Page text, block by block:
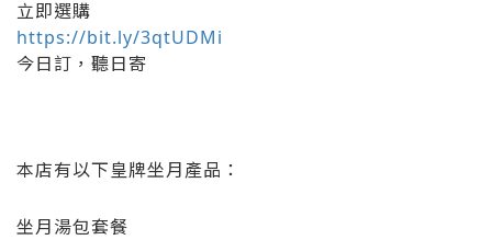
立即選購
https://bit.ly/3qtUDMi
今日訂，聽日寄
本店有以下皇牌坐月產品：
坐月湯包套餐